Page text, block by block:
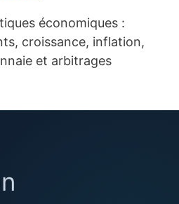
économiques :
croissance, inflation,
et arbitrages